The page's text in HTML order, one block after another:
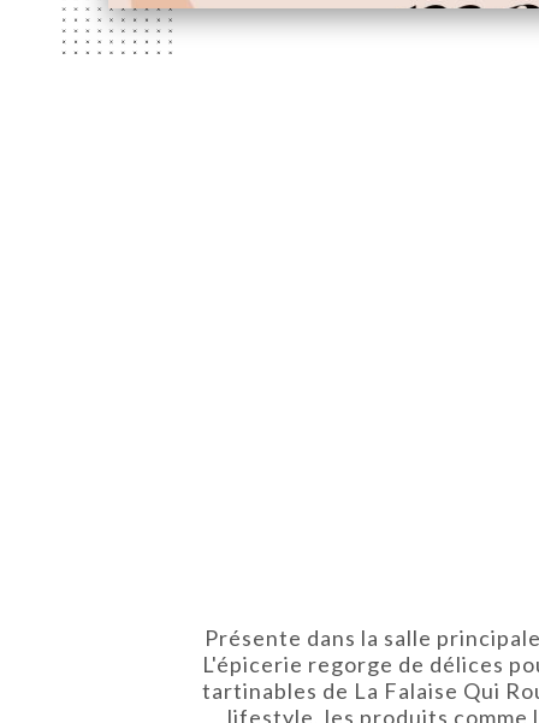
Présente dans la salle
L'épicerie regorge de délices
tartinables de La Falaise Qui
lifestyle, les produits comme